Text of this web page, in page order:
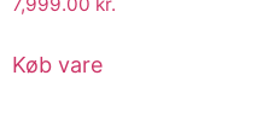
Køb vare